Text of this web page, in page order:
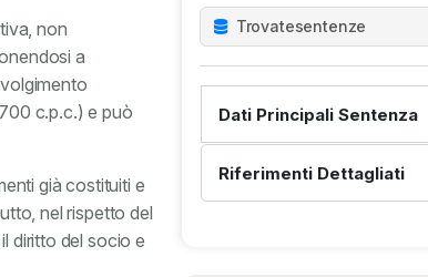
non
a
c.p.c.) e può
già costituiti e
nel rispetto del
diritto del socio e
Trovatesentenze
Dati Principali Sentenza
Riferimenti Dettagliati